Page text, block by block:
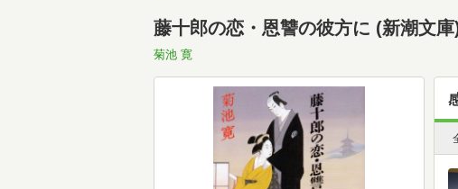
藤十郎の恋・恩讐の彼方に (新潮文庫
菊池 寛